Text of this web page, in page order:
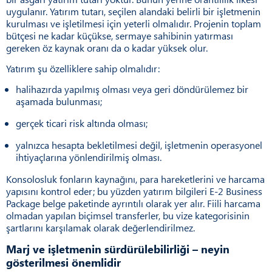
uygulanır. Yatırım tutarı, seçilen alandaki belirli bir işletmenin
kurulması ve işletilmesi için yeterli olmalıdır. Projenin toplam
bütçesi ne kadar küçükse, sermaye sahibinin yatırması
gereken öz kaynak oranı da o kadar yüksek olur.
Yatırım şu özelliklere sahip olmalıdır:
halihazırda yapılmış olması veya geri döndürülemez bir
aşamada bulunması;
gerçek ticari risk altında olması;
yalnızca hesapta bekletilmesi değil, işletmenin operasyonel
ihtiyaçlarına yönlendirilmiş olması.
Konsolosluk fonların kaynağını, para hareketlerini ve harcama
yapısını kontrol eder; bu yüzden yatırım bilgileri E-2 Business
Package belge paketinde ayrıntılı olarak yer alır. Fiili harcama
olmadan yapılan biçimsel transferler, bu vize kategorisinin
şartlarını karşılamak olarak değerlendirilmez.
Marj ve işletmenin sürdürülebilirliği – neyin
gösterilmesi önemlidir